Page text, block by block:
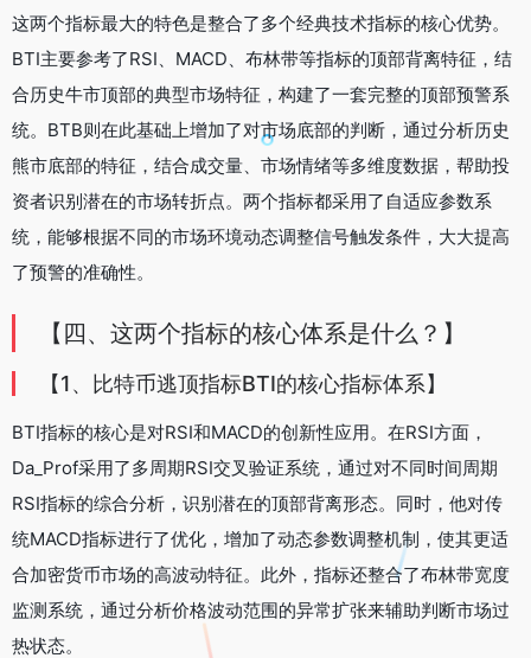
这两个指标最大的特色是整合了多个经典技术指标的核心优势。
BTI主要参考了RSI、MACD、布林带等指标的顶部背离特征，结
合历史牛市顶部的典型市场特征，构建了一套完整的顶部预警系
统。BTB则在此基础上增加了对市场底部的判断，通过分析历史
熊市底部的特征，结合成交量、市场情绪等多维度数据，帮助投
资者识别潜在的市场转折点。两个指标都采用了自适应参数系
统，能够根据不同的市场环境动态调整信号触发条件，大大提高
了预警的准确性。
【四、这两个指标的核心体系是什么？】
【1、比特币逃顶指标BTI的核心指标体系】
BTI指标的核心是对RSI和MACD的创新性应用。在RSI方面，
Da_Prof采用了多周期RSI交叉验证系统，通过对不同时间周期
RSI指标的综合分析，识别潜在的顶部背离形态。同时，他对传
统MACD指标进行了优化，增加了动态参数调整机制，使其更适
合加密货币市场的高波动特征。此外，指标还整合了布林带宽度
监测系统，通过分析价格波动范围的异常扩张来辅助判断市场过
热状态。